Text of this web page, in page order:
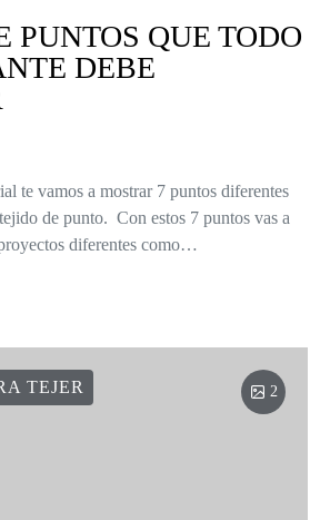
PUNTOS QUE TODO
DEBE
te vamos a mostrar 7 puntos diferentes
de punto. Con estos 7 puntos vas a
diferentes como…
TEJER 2